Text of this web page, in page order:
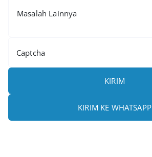
Captcha
KIRIM
KIRIM KE WHATSAPP